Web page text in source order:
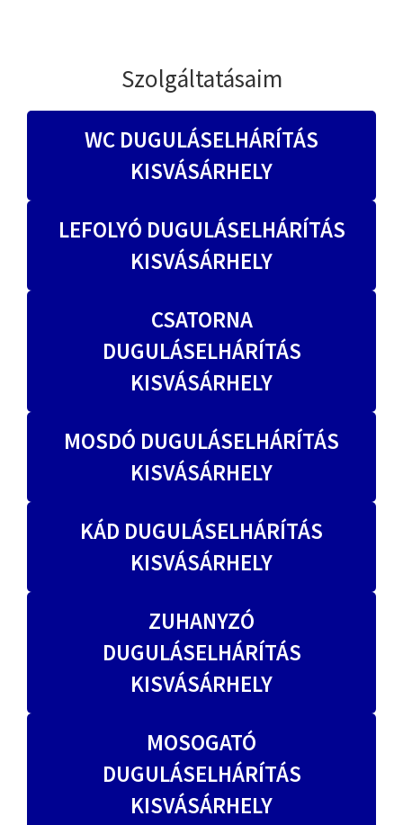
Szolgáltatásaim
WC DUGULÁSELHÁRÍTÁS
KISVÁSÁRHELY
LEFOLYÓ DUGULÁSELHÁRÍTÁS
KISVÁSÁRHELY
CSATORNA
DUGULÁSELHÁRÍTÁS
KISVÁSÁRHELY
MOSDÓ DUGULÁSELHÁRÍTÁS
KISVÁSÁRHELY
KÁD DUGULÁSELHÁRÍTÁS
KISVÁSÁRHELY
ZUHANYZÓ
DUGULÁSELHÁRÍTÁS
KISVÁSÁRHELY
MOSOGATÓ
DUGULÁSELHÁRÍTÁS
KISVÁSÁRHELY